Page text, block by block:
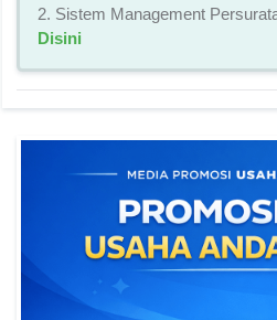
2. Sistem Management
Disini